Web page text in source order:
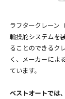
ラフタークレーン
輪操舵システムを
ることのできるク
く、メーカーによ
ています。
ベストオートでは